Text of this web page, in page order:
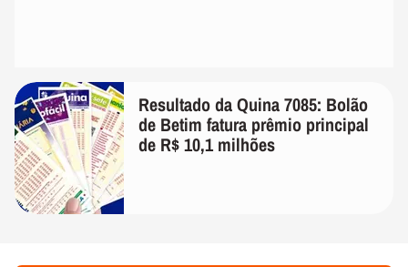
Resultado da Quina 7085: Bolão
de Betim fatura prêmio principal
de R$ 10,1 milhões